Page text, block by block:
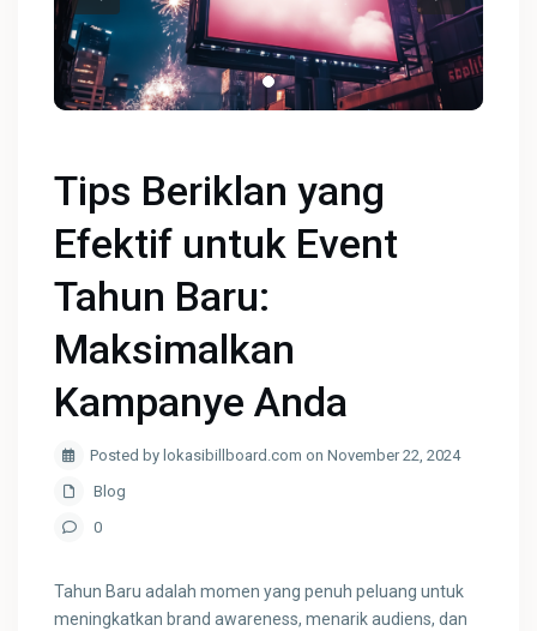
Tips Beriklan yang
Efektif untuk Event
Tahun Baru:
Maksimalkan
Kampanye Anda
Posted by lokasibillboard.com on November 22, 2024
Blog
0
Tahun Baru adalah momen yang penuh peluang untuk
meningkatkan brand awareness, menarik audiens, dan